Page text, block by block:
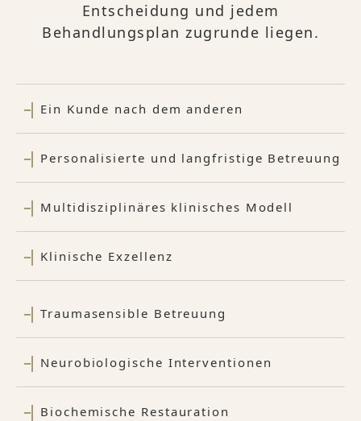
Entscheidung und jedem
Behandlungsplan zugrunde liegen.
Ein Kunde nach dem anderen
Personalisierte und langfristige Betreuung
Multidisziplinäres klinisches Modell
Klinische Exzellenz
Traumasensible Betreuung
Neurobiologische Interventionen
Biochemische Restauration